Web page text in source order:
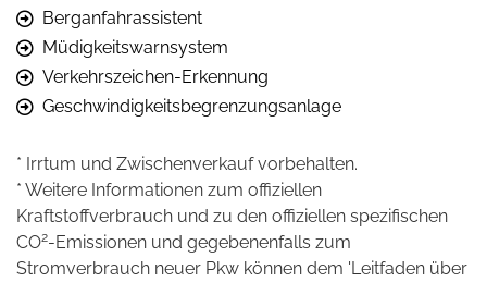
Berganfahrassistent
Müdigkeitswarnsystem
Verkehrszeichen-Erkennung
Geschwindigkeitsbegrenzungsanlage
* Irrtum und Zwischenverkauf vorbehalten.
* Weitere Informationen zum offiziellen
Kraftstoffverbrauch und zu den offiziellen spezifischen
CO2-Emissionen und gegebenenfalls zum
Stromverbrauch neuer Pkw können dem 'Leitfaden über